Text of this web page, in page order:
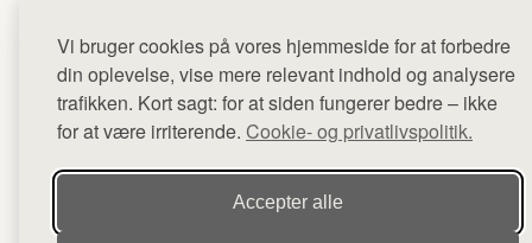
Vi bruger cookies på vores hjemmeside for at forbedre
din oplevelse, vise mere relevant indhold og analysere
trafikken. Kort sagt: for at siden fungerer bedre – ikke
for at være irriterende. Cookie- og privatlivspolitik.
Accepter alle